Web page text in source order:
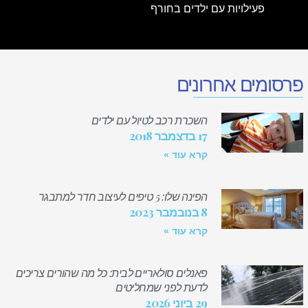
פעילויות עם ילדים בחורף
פרסומים אחרונים
השכרת רכב לטיול עם ילדים
17 בדצמבר 2018
קרא עוד »
הפינה שלו: 5 טיפים לעיצוב חדר למתבגר
8 בנובמבר 2023
קרא עוד »
פאנלים סולאריים לבית: כל מה שהורים צריכים
לדעת לפני שמחליטים
29 ביוני 2026